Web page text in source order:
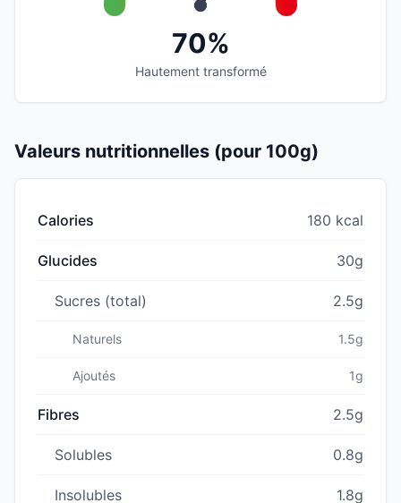
70%
Hautement transformé
Valeurs nutritionnelles (pour 100g)
Calories 180 kcal
Glucides 30g
Sucres (total) 2.5g
Naturels 1.5g
Ajoutés 1g
Fibres 2.5g
Solubles 0.8g
Insolubles 1.8g